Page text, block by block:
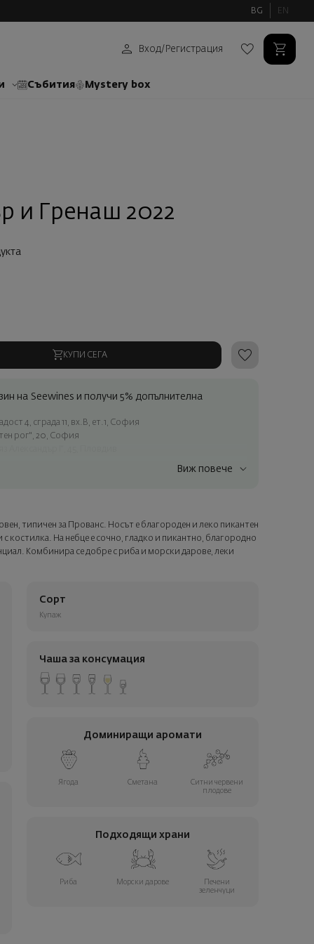
BG EN
Вход/ Регистрация
Събития Mystery box
и Гренаш 2022
КУПИ СЕГА
на Seewines и получи 5% допълнителна
4, сграда 11, вх.В, ет.1, София
рог", 20, София
страна
опаковка и персонализирана картичка с ваше пожелание.
стъпка от поръчката.
Виж повече
типичен за Прованс. Носът е благороден и леко пикантен
костилка. На небце е сочно, гладко и пикантно, благородно
Комбинира се добре с риба и морски дарове, леки
Сорт
Купаж
Чаша за консумация
Доминиращи аромати
Ягода Сметана
Ситни червени
плодове
Подходящи храни
Риба Морски дарове
Печени
зеленчуци